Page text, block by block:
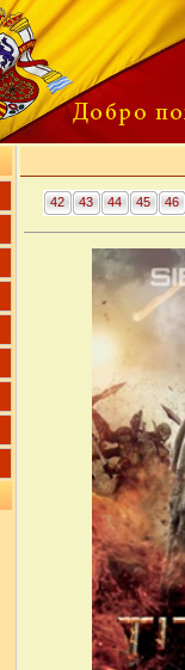
42 43 44 45 46